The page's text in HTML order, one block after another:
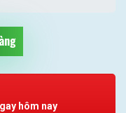
hôm nay